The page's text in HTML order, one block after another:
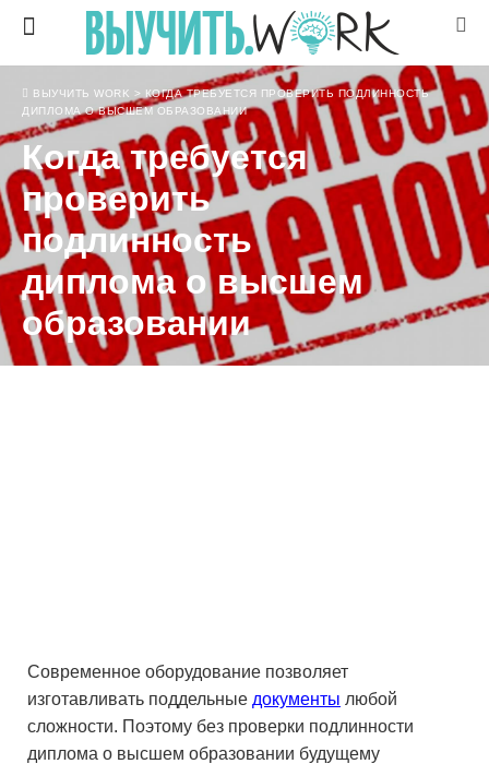
ВЫУЧИТЬ WORK > КОГДА ТРЕБУЕТСЯ ПРОВЕРИТЬ ПОДЛИННОСТЬ
ДИПЛОМА О ВЫСШЕМ ОБРАЗОВАНИИ
Когда требуется
проверить
подлинность
диплома о высшем
образовании
Современное оборудование позволяет
изготавливать поддельные документы любой
сложности. Поэтому без проверки подлинности
диплома о высшем образовании будущему